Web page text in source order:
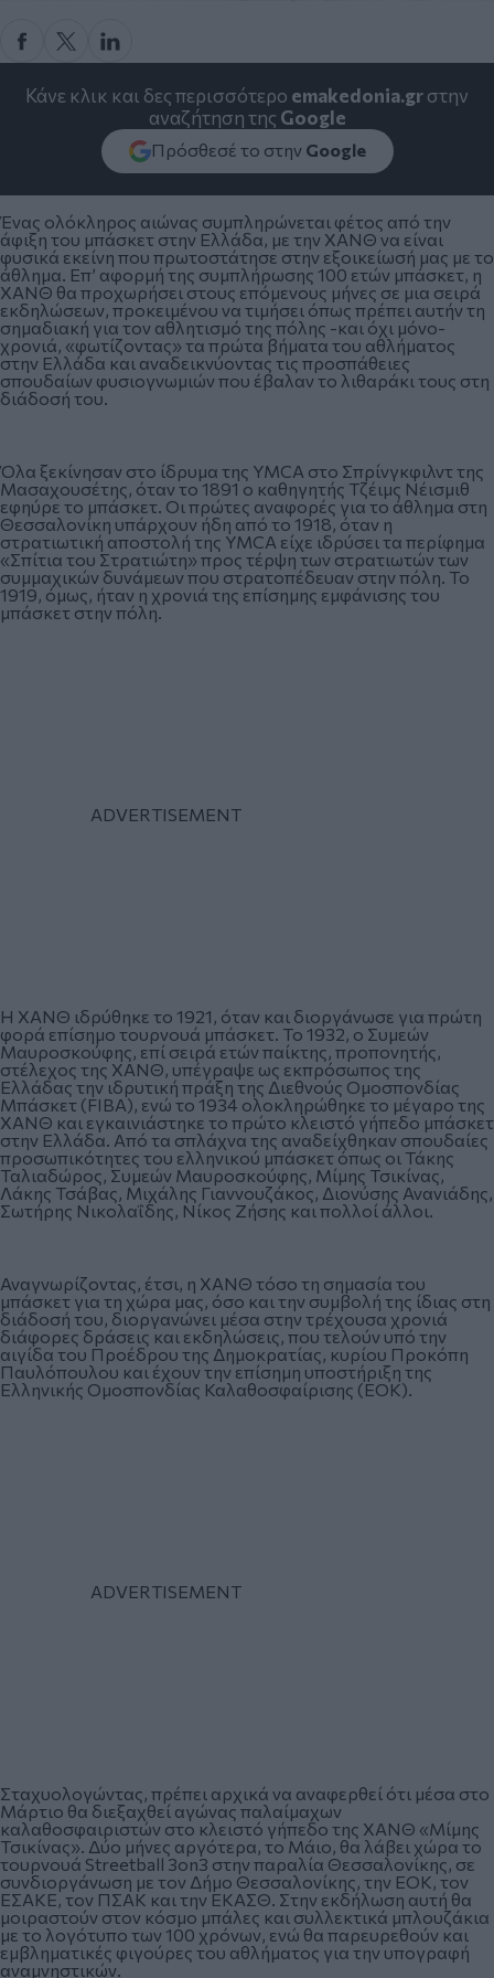
Κάνε κλικ και δες περισσότερο emakedonia.grστην
αναζήτηση της Google
Πρόσθεσέ το στην Google
Ένας ολόκληρος αιώνας συμπληρώνεται φέτος από την
άφιξη του μπάσκετ στην Ελλάδα, με την ΧΑΝΘ να είναι
φυσικά εκείνη που πρωτοστάτησε στην εξοικείωσή μας με το
άθλημα. Επ’ αφορμή της συμπλήρωσης 100 ετών μπάσκετ, η
ΧΑΝΘ θα προχωρήσει στους επόμενους μήνες σε μια σειρά
εκδηλώσεων, προκειμένου να τιμήσει όπως πρέπει αυτήν τη
σημαδιακή για τον αθλητισμό της πόλης -και όχι μόνο-
χρoνιά, «φωτίζοντας» τα πρώτα βήματα του αθλήματος
στην Ελλάδα και αναδεικνύοντας τις προσπάθειες
σπουδαίων φυσιογνωμιών που έβαλαν το λιθαράκι τους στη
διάδοσή του.
Όλα ξεκίνησαν στο ίδρυμα της YMCA στο Σπρίνγκφιλντ της
Μασαχουσέτης, όταν το 1891 ο καθηγητής Τζέιμς Νέισμιθ
εφηύρε το μπάσκετ. Οι πρώτες αναφορές για το άθλημα στη
Θεσσαλονίκη υπάρχουν ήδη από το 1918, όταν η
στρατιωτική αποστολή της YMCA είχε ιδρύσει τα περίφημα
«Σπίτια του Στρατιώτη» προς τέρψη των στρατιωτών των
συμμαχικών δυνάμεων που στρατοπέδευαν στην πόλη. Το
1919, όμως, ήταν η χρονιά της επίσημης εμφάνισης του
μπάσκετ στην πόλη.
Η ΧΑΝΘ ιδρύθηκε το 1921, όταν και διοργάνωσε για πρώτη
φορά επίσημο τουρνουά μπάσκετ. Το 1932, ο Συμεών
Μαυροσκούφης, επί σειρά ετών παίκτης, προπονητής,
στέλεχος της ΧΑΝΘ, υπέγραψε ως εκπρόσωπος της
Ελλάδας την ιδρυτική πράξη της Διεθνούς Ομοσπονδίας
Μπάσκετ (FIBA), ενώ το 1934 ολοκληρώθηκε το μέγαρο της
ΧΑΝΘ και εγκαινιάστηκε το πρώτο κλειστό γήπεδο μπάσκετ
στην Ελλάδα. Από τα σπλάχνα της αναδείχθηκαν σπουδαίες
προσωπικότητες του ελληνικού μπάσκετ όπως οι Τάκης
Ταλιαδώρος, Συμεών Μαυροσκούφης, Μίμης Τσικίνας,
Λάκης Τσάβας, Μιχάλης Γιαννουζάκος, Διονύσης Ανανιάδης,
Σωτήρης Νικολαΐδης, Νίκος Ζήσης και πολλοί άλλοι.
Αναγνωρίζοντας, έτσι, η ΧΑΝΘ τόσο τη σημασία του
μπάσκετ για τη χώρα μας, όσο και την συμβολή της ίδιας στη
διάδοσή του, διοργανώνει μέσα στην τρέχουσα χρονιά
διάφορες δράσεις και εκδηλώσεις, που τελούν υπό την
αιγίδα του Προέδρου της Δημοκρατίας, κυρίου Προκόπη
Παυλόπουλου και έχουν την επίσημη υποστήριξη της
Ελληνικής Ομοσπονδίας Καλαθοσφαίρισης (EOK).
Σταχυολογώντας, πρέπει αρχικά να αναφερθεί ότι μέσα στο
Μάρτιο θα διεξαχθεί αγώνας παλαίμαχων
καλαθοσφαιριστών στο κλειστό γήπεδο της ΧΑΝΘ «Μίμης
Τσικίνας». Δύο μήνες αργότερα, το Μάιο, θα λάβει χώρα το
τουρνουά Streetball 3on3 στην παραλία Θεσσαλονίκης, σε
συνδιοργάνωση με τον Δήμο Θεσσαλονίκης, την ΕΟΚ, τον
ΕΣΑΚΕ, τον ΠΣΑΚ και την ΕΚΑΣΘ. Στην εκδήλωση αυτή θα
μοιραστούν στον κόσμο μπάλες και συλλεκτικά μπλουζάκια
με το λογότυπο των 100 χρόνων, ενώ θα παρευρεθούν και
εμβληματικές φιγούρες του αθλήματος για την υπογραφή
αναμνηστικών.